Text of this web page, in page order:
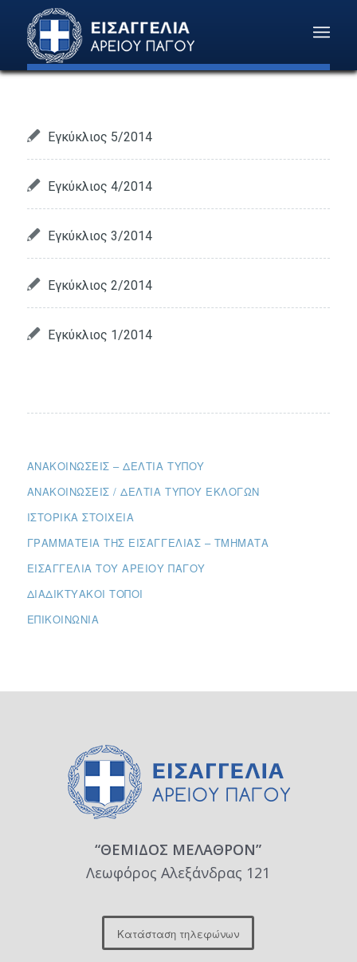
Εγκύκλιος 5/2014
Εγκύκλιος 4/2014
Εγκύκλιος 3/2014
Εγκύκλιος 2/2014
Εγκύκλιος 1/2014
ΑΝΑΚΟΙΝΏΣΕΙΣ – ΔΕΛΤΊΑ ΤΎΠΟΥ
ΑΝΑΚΟΙΝΏΣΕΙΣ / ΔΕΛΤΊΑ ΤΎΠΟΥ ΕΚΛΟΓΏΝ
ΙΣΤΟΡΙΚΆ ΣΤΟΙΧΕΊΑ
ΓΡΑΜΜΑΤΕΊΑ ΤΗΣ ΕΙΣΑΓΓΕΛΊΑΣ – ΤΜΉΜΑΤΑ
ΕΙΣΑΓΓΕΛΊΑ ΤΟΥ ΑΡΕΊΟΥ ΠΆΓΟΥ
ΔΙΑΔΙΚΤΥΑΚΟΊ ΤΌΠΟΙ
ΕΠΙΚΟΙΝΩΝΊΑ
“ΘΕΜΙΔΟΣ ΜΕΛΑΘΡΟΝ”
Λεωφόρος Αλεξάνδρας 121
Κατάσταση τηλεφώνων